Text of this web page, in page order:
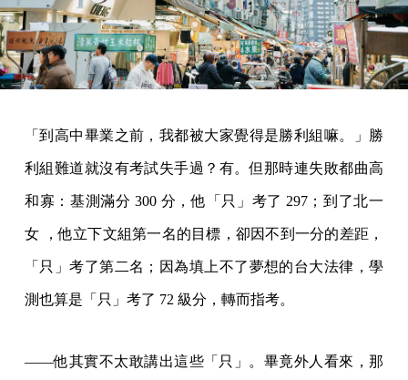
「到高中畢業之前，我都被大家覺得是勝利組嘛。」勝
利組難道就沒有考試失手過？有。但那時連失敗都曲高
和寡：基測滿分 300 分，他「只」考了 297；到了北一
女 ，他立下文組第一名的目標，卻因不到一分的差距，
「只」考了第二名；因為填上不了夢想的台大法律，學
測也算是「只」考了 72 級分，轉而指考。
——他其實不太敢講出這些「只」。畢竟外人看來，那